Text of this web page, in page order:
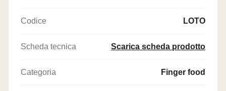
Codice LOTO
Scheda tecnica Scarica scheda prodotto
Categoria Finger food